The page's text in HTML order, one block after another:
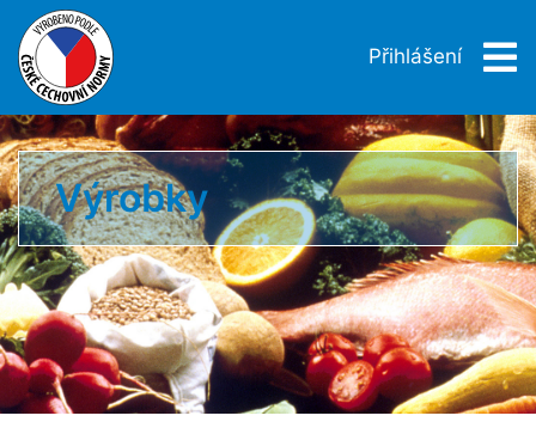
Přihlášení
Výrobky